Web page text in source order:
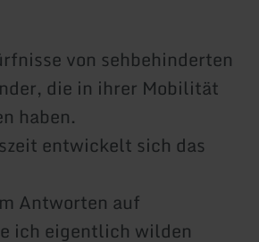
von sehbehinderten
die in ihrer Mobilität
haben.
entwickelt sich das
Antworten auf
ich eigentlich wilden